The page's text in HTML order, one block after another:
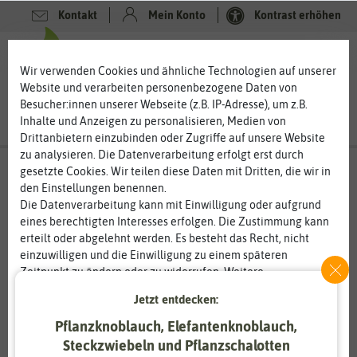
Kontakt Mein Konto Kontrast erhöhen
Wir verwenden Cookies und ähnliche Technologien auf unserer
Website und verarbeiten personenbezogene Daten von
Besucher:innen unserer Webseite (z.B. IP-Adresse), um z.B.
Inhalte und Anzeigen zu personalisieren, Medien von
Drittanbietern einzubinden oder Zugriffe auf unsere Website
zu analysieren. Die Datenverarbeitung erfolgt erst durch
gesetzte Cookies. Wir teilen diese Daten mit Dritten, die wir in
den Einstellungen benennen.
Die Datenverarbeitung kann mit Einwilligung oder aufgrund
eines berechtigten Interesses erfolgen. Die Zustimmung kann
erteilt oder abgelehnt werden. Es besteht das Recht, nicht
einzuwilligen und die Einwilligung zu einem späteren
Zeitpunkt zu ändern oder zu widerrufen. Weitere
Informationen zur Verwendung personenbezogener Daten und
den Diensten erklären wir in unsererDaten­schutz­erklärung
Essenziell Statistik
Jetzt entdecken:
Pflanzknoblauch, Elefantenknoblauch,
Steckzwiebeln und Pflanzschalotten